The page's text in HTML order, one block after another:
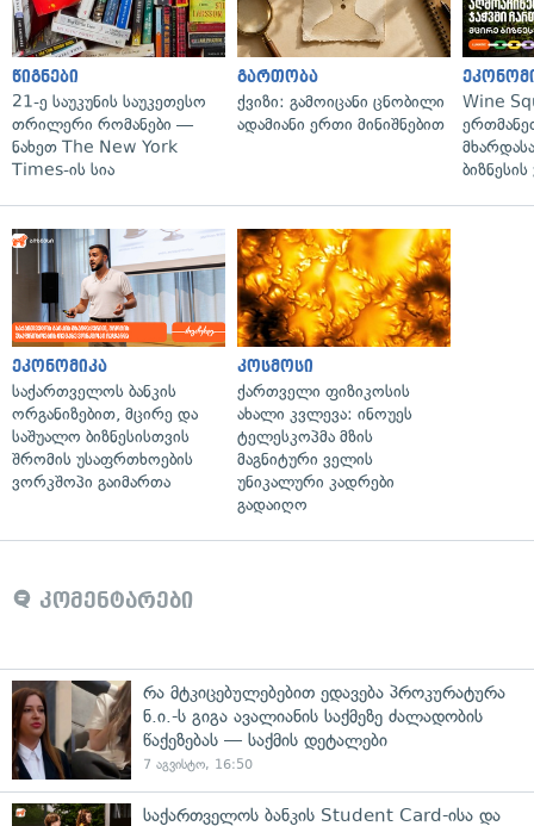
წიგნები
21-ე საუკუნის საუკეთესო
თრილერი რომანები —
ნახეთ The New York
Times-ის სია
გართობა
ქვიზი: გამოიცანი ცნობილი
ადამიანი ერთი მინიშნებით
Wine
ეკონომიკა
საქართველოს ბანკის
ორგანიზებით, მცირე და
საშუალო ბიზნესისთვის
შრომის უსაფრთხოების
ვორკშოპი გაიმართა
კოსმოსი
ქართველი ფიზიკოსის
ახალი კვლევა: ინოუეს
ტელესკოპმა მზის
მაგნიტური ველის
უნიკალური კადრები
გადაიღო
კომენტარები
რა მტკიცებულებებით ედავება პროკურატურა
ნ.ი.-ს გიგა ავალიანის საქმეზე ძალადობის
წაქეზებას — საქმის დეტალები
7 აგვისტო, 16:50
საქართველოს ბანკის Student Card-ისა და